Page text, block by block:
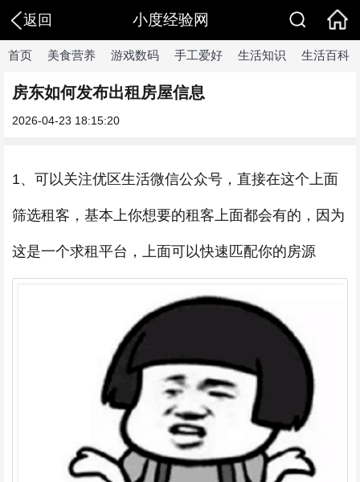
返回 小度经验网
首页 美食营养 游戏数码 手工爱好 生活知识 生活百科
房东如何发布出租房屋信息
2026-04-23 18:15:20
1、可以关注优区生活微信公众号，直接在这个上面
筛选租客，基本上你想要的租客上面都会有的，因为
这是一个求租平台，上面可以快速匹配你的房源